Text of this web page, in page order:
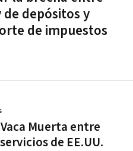
depósitos y
de impuestos
Muerta entre
de EE.UU.